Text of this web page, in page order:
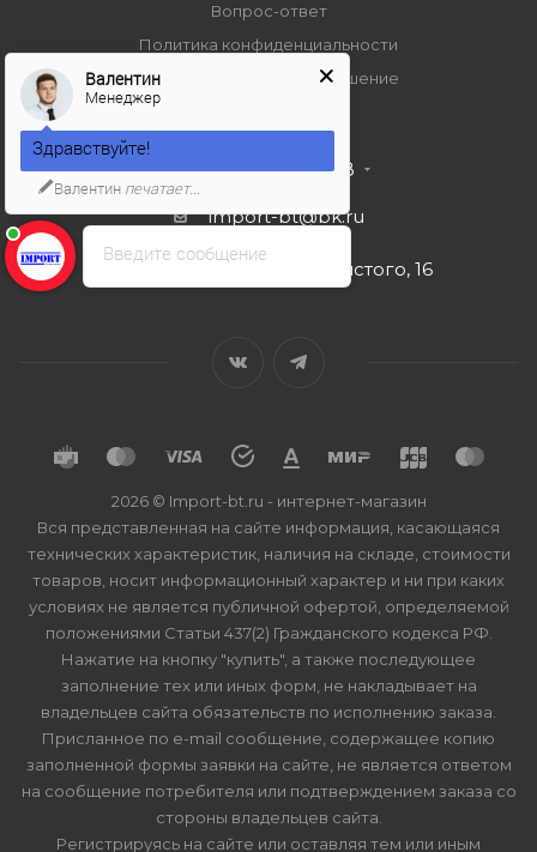
Вопрос-ответ
Политика конфиденциальности
Пользовательское соглашение
+7 495 989 53 38
import-bt@bk.ru
г. Москва, ул. Льва Толстого, 16
2026 © Import-bt.ru - интернет-магазин
Вся представленная на сайте информация, касающаяся
технических характеристик, наличия на складе, стоимости
товаров, носит информационный характер и ни при каких
условиях не является публичной офертой, определяемой
положениями Статьи 437(2) Гражданского кодекса РФ.
Нажатие на кнопку "купить", а также последующее
заполнение тех или иных форм, не накладывает на
владельцев сайта обязательств по исполнению заказа.
Присланное по e-mail сообщение, содержащее копию
заполненной формы заявки на сайте, не является ответом
на сообщение потребителя или подтверждением заказа со
стороны владельцев сайта.
Регистрируясь на сайте или оставляя тем или иным
Введите сообщение
Валентин
Менеджер
Здравствуйте!
Валентин печатает...